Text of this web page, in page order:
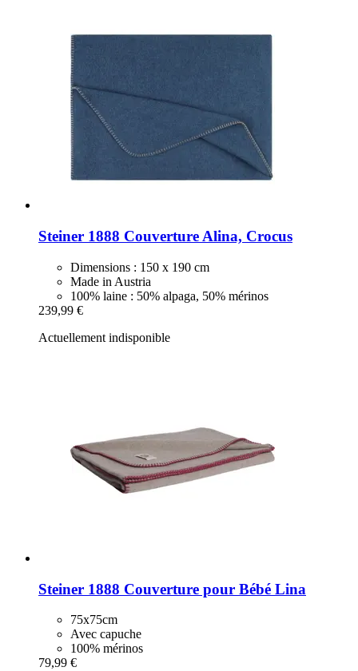
Steiner 1888 Couverture Alina, Crocus
Dimensions : 150 x 190 cm
Made in Austria
100% laine : 50% alpaga, 50% mérinos
239,99 €
Actuellement indisponible
Steiner 1888 Couverture pour Bébé Lina
75x75cm
Avec capuche
100% mérinos
79,99 €